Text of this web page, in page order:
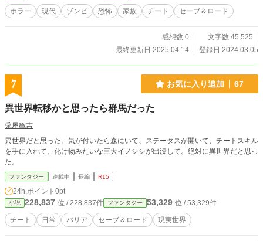
ら、あなたは何を変えるだろうか。 この物語は、選択の重要性と人間関係の再
構築を描く、サスペンスフル
ホラー 現代 ゾンビ 恐怖 家族 チート セーブ＆ロード
感想数 0
文字数 45,525
最終更新日 2025.04.14
登録日 2024.03.05
7 お気に入り追加 67
異世界転移かと思ったら群馬だった
兎屋亀吉
異世界だと思った。気が付いたら森にいて、ステータスが開いて、チートスキル
を手に入れて、化け物みたいな巨大イノシシが出没して。絶対に異世界だと思っ
た。
ファンタジー 連載中 長編 R15
24h.ポイント 0pt
小説 228,837 位 / 228,837件 ファンタジー 53,329 位 / 53,329件
チート 日常 バリア セーブ＆ロード 現実世界